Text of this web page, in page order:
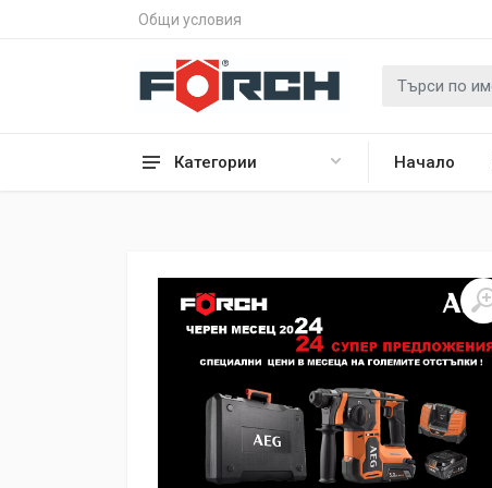
Общи условия
Категории Начало